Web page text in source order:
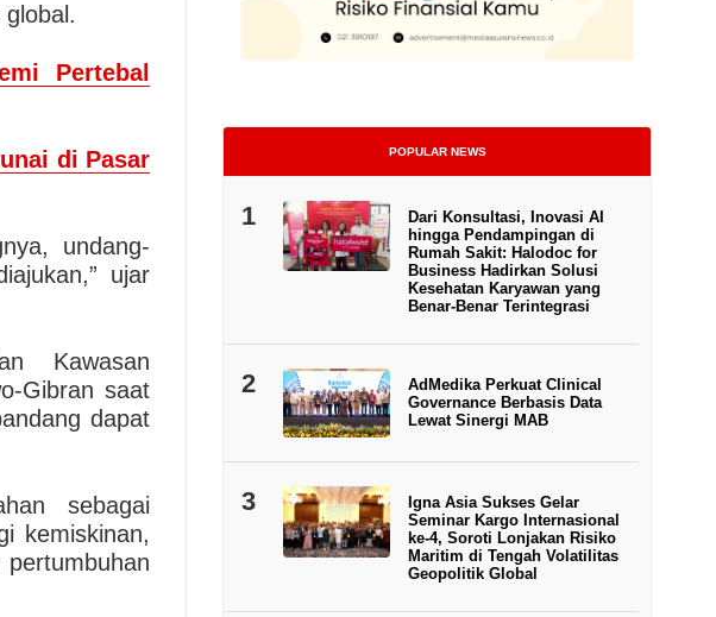
Pertebal
di Pasar
undang-
ujar
Kawasan
Gibran saat
dapat
sebagai
kemiskinan,
POPULAR NEWS
1
Dari Konsultasi, Inovasi AI
hingga Pendampingan di
Rumah Sakit: Halodoc for
Business Hadirkan Solusi
Kesehatan Karyawan yang
Benar-Benar Terintegrasi
2
AdMedika Perkuat Clinical
Governance Berbasis Data
Lewat Sinergi MAB
3
Igna Asia Sukses Gelar
Seminar Kargo Internasional
ke-4, Soroti Lonjakan Risiko
Maritim di Tengah Volatilitas
Geopolitik Global